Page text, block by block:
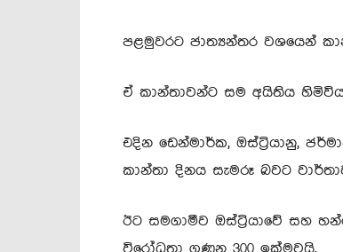
පළමුවරට ජාත්‍යන්තර වශයෙන්
ඒ කාන්තාවන්ට සම අයිතිය
එදින ඩෙන්මාර්ක, ඔස්ට්‍රියානු,
කාන්තා දිනය සැමරූ බවට
ඊට සමගාමීව ඔස්ට්‍රියාවේ සහ
විරෝධතා ගණන 300 ඉක්මවයි.